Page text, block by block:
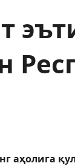
аҳолига